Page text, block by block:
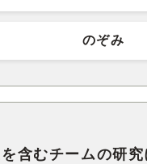
のぞみ
含むチームの研